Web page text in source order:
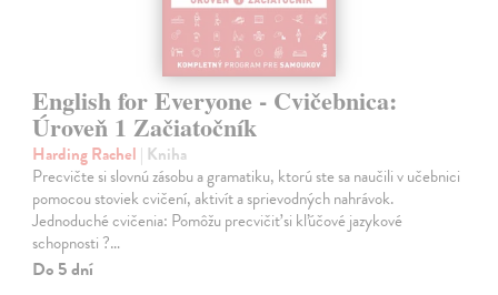
English for Everyone - Cvičebnica:
Úroveň 1 Začiatočník
Harding Rachel | Kniha
Precvičte si slovnú zásobu a gramatiku, ktorú ste sa naučili v učebnici
pomocou stoviek cvičení, aktivít a sprievodných nahrávok.
Jednoduché cvičenia: Pomôžu precvičiť si kľúčové jazykové
schopnosti ?…
Do 5 dní